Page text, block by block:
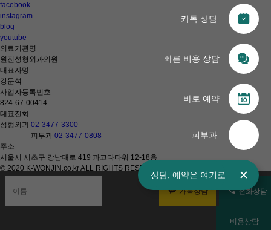
전화상담
카톡상담
비용상담
카톡 상담
빠른 비용 상담
바로 예약
피부과
상담, 예약은 여기로
facebook
instagram
blog
youtube
의료기관명
원진성형외과의원
대표자명
강문석
사업자등록번호
824-67-00414
대표전화
성형외과 02-3477-3300
피부과 02-3477-0808
주소
서울시 서초구 강남대로 419 파고다타워 12-18층
© 2020 K-WONJIN.co.kr ALL RIGHTS RESERVED
KOR